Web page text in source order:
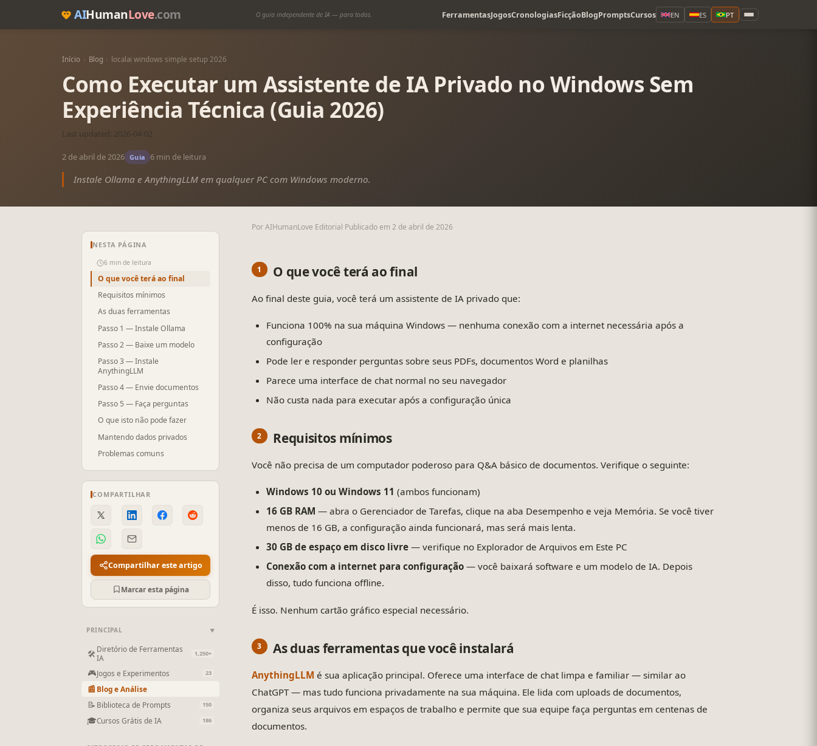
AIHumanLove.com O guia independente de IA — para todos. FerramentasJogosCronologiasFicçãoBlogPromptsCursos EN ES PT
Início › Blog › localai windows simple setup 2026
Como Executar um Assistente de IA Privado no Windows Sem
Experiência Técnica (Guia 2026)
Last updated: 2026-04-02
2 de abril de 2026 Guia 6 min de leitura
Instale Ollama e AnythingLLM em qualquer PC com Windows moderno.
NESTA PÁGINA
6 min de leitura
O que você terá ao final
Requisitos mínimos
As duas ferramentas
Passo 1 — Instale Ollama
Passo 2 — Baixe um modelo
Passo 3 — Instale
AnythingLLM
Passo 4 — Envie documentos
Passo 5 — Faça perguntas
O que isto não pode fazer
Mantendo dados privados
Problemas comuns
COMPARTILHAR
Compartilhar este artigo
Marcar esta página
PRINCIPAL ▼
🛠 Diretório de Ferramentas
IA
1,250+
🎮Jogos e Experimentos 23
📰 Blog e Análise
📝 Biblioteca de Prompts 150
🎓Cursos Grátis de IA 186
Por AIHumanLove Editorial Publicado em 2 de abril de 2026
O que você terá ao final
Ao final deste guia, você terá um assistente de IA privado que:
Funciona 100% na sua máquina Windows — nenhuma conexão com a internet necessária após a
configuração
Pode ler e responder perguntas sobre seus PDFs, documentos Word e planilhas
Parece uma interface de chat normal no seu navegador
Não custa nada para executar após a configuração única
Requisitos mínimos
Você não precisa de um computador poderoso para Q&A básico de documentos. Verifique o seguinte:
Windows 10 ou Windows 11 (ambos funcionam)
16 GB RAM — abra o Gerenciador de Tarefas, clique na aba Desempenho e veja Memória. Se você tiver
menos de 16 GB, a configuração ainda funcionará, mas será mais lenta.
30 GB de espaço em disco livre — verifique no Explorador de Arquivos em Este PC
Conexão com a internet para configuração — você baixará software e um modelo de IA. Depois
disso, tudo funciona offline.
É isso. Nenhum cartão gráfico especial necessário.
As duas ferramentas que você instalará
AnythingLLM é sua aplicação principal. Oferece uma interface de chat limpa e familiar — similar ao
ChatGPT — mas tudo funciona privadamente na sua máquina. Ele lida com uploads de documentos,
organiza seus arquivos em espaços de trabalho e permite que sua equipe faça perguntas em centenas de
documentos.